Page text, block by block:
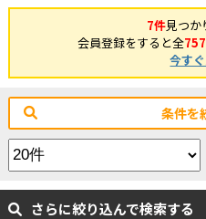
7件見つか
会員登録をすると全
今す
条件を
さらに絞り込んで検索する